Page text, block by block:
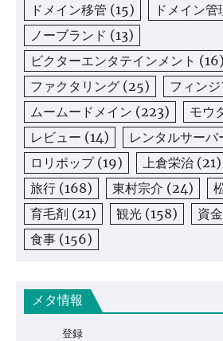
ドメイン移管 (15) ドメイン管
ノーブランド (13)
ビクターエンタテインメント (16)
ファクタリング (25) フィン
ムームードメイン (223) モウ
レビュー (14) レンタルサーバ
ロリポップ(19) 上倉栄治 (21)
旅行 (168) 東村宗介 (24)
育毛剤 (21) 観光 (158) 資
食事 (156)
メタ情報
登録